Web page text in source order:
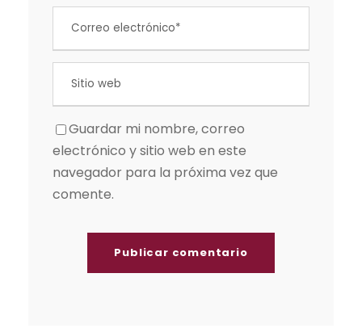
Guardar mi nombre, correo
electrónico y sitio web en este
navegador para la próxima vez que
comente.